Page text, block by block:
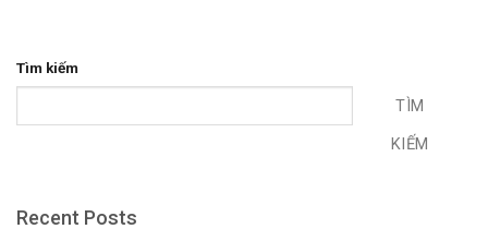
Tìm kiếm
TÌM
KIẾM
Recent Posts